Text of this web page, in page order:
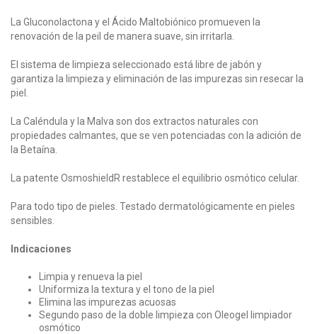
La Gluconolactona y el Ácido Maltobiónico promueven la
renovación de la peil de manera suave, sin irritarla.
El sistema de limpieza seleccionado está libre de jabón y
garantiza la limpieza y eliminación de las impurezas sin resecar la
piel.
La Caléndula y la Malva son dos extractos naturales con
propiedades calmantes, que se ven potenciadas con la adición de
la Betaína.
La patente OsmoshieldR restablece el equilibrio osmótico celular.
Para todo tipo de pieles. Testado dermatológicamente en pieles
sensibles.
Indicaciones
Limpia y renueva la piel
Uniformiza la textura y el tono de la piel
Elimina las impurezas acuosas
Segundo paso de la doble limpieza con Oleogel limpiador
osmótico